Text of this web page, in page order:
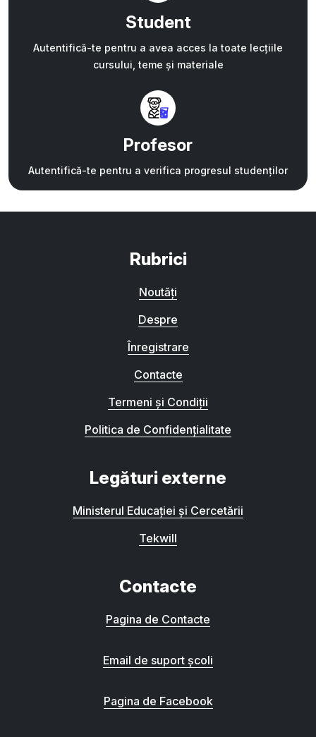
Student
Autentifică-te pentru a avea acces la toate lecțiile
cursului, teme și materiale
Profesor
Autentifică-te pentru a verifica progresul studenților
Rubrici
Noutăți
Despre
Înregistrare
Contacte
Termeni și Condiții
Politica de Confidențialitate
Legături externe
Ministerul Educației și Cercetării
Tekwill
Contacte
Pagina de Contacte
Email de suport școli
Pagina de Facebook